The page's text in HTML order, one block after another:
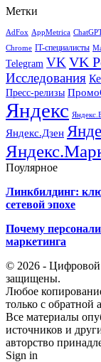
Метки
AdFox AppMetrica
Chrome IT-специалисты
Telegram VK VK
Исследования
Пресс-релизы
Яндекс
Яндекс.Дзен
Поулярное
Линкбилдинг:
сетевой эпохе
Почему
маркетинга
© 2026 - Цифровой
защищены.
Любое
только с обратной
Все материалы
источников и
авторство
Sign in